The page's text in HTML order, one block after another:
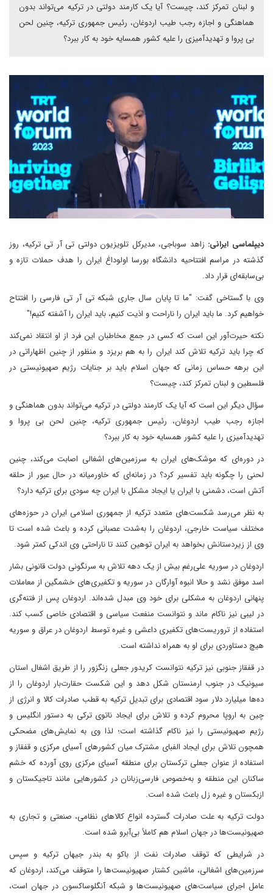
و لبنان تمرکز کند، چیست؟ آیا یک کارمند دولتی در ترکیه می‌تواند بدون
هماهنگی و اجازه رجب طیب اردوغان، رئیس جمهوری ترکیه، چنین لحن
بی پروا و تهدیدآمیزی را علیه کشور همسایه خود به کار ببرد؟
دیپلماسی ایرانی: زاهد سوباجی، مدیرکل تلویزیون دولتی تی آر تی ترکیه، روز
گذشته در مراسم افتتاحیه دانشگاه بورسا اولوداغ ایران را هدف حملات تازه و
بی‌سابقه‌ای قرار داد.
وی با گستاخی گفت: "ما تا پایان سال جاری شبکه تی آر تی فارسی را افتتاح
خواهیم کرد. ما باید ایران را ناراحت و اذیت کنیم، باید ایران را آشفته کنیم!"
نکته حیرت‌آور این است که کسی در جمع مخاطبان این فرد از او انتقاد نمی‌کند
که چرا باید ترکیه تلاش کند ایران را به هم بریزد و منظور از چنین اظهاراتی در
این برهه حساس زمانی که جهان اسلام باید بر جنایات رژیم صهیونیستی در
فلسطین و لبنان تمرکز کند، چیست؟
سؤال دیگر این است که آیا یک کارمند دولتی در ترکیه می‌تواند بدون هماهنگی و
اجازه رجب طیب اردوغان، رئیس جمهوری ترکیه، چنین لحن بی پروا و
تهدیدآمیزی را علیه کشور همسایه خود به کار ببرد؟
در دوره‌ای که موشک‌های ایران به سرزمین‌های اشغالی اصابت می‌کند، چنین
لحنی را چگونه باید تفسیر کرد؟ در زمانه‌ای که خاورمیانه در حال عبور از حلقه
آتش است، دشمنی با ایران یا ایجاد مشکل با ایران چه سودی برای ترکیه دارد؟
به نظر می‌رسد شکست‌های متعدد ترکیه از جمهوری اسلامی ایران در حوزه‌های
مختلف سیاست خارجی، اردوغان را به‌شدت عصبانی کرده و باعث شده است تا
وی از زیردستانش بخواهد به ایران توهین کنند تا ناراحتی وی اندکی کمتر شود.
اردوغان در سوریه علی‌رغم بیش از یک دهه تلاش به سرنگونی دولت قانونی بشار
اسد موفق نشد و حالا انبوه آوارگان در سوریه و تکفیری‌های خشمگین از معاملات
پنهانی اردوغان به مشکلی برای خود وی مبدل شده‌اند. اردوغان پس از فتنه‌گری
در لیبی نیز ناکام ماند و نتوانست منفعت سیاسی و اقتصادی خاصی کسب کند.
استفاده از تروریست‌های تکفیری داعشی و غیره توسط اردوغان در عراق و سوریه
هیچ دستاوردی برای او به همراه نداشته است.
در قفقاز جنوبی نیز ترکیه نتوانست کریدور جعلی زنگزور را از طریق اشغال استان
سیونیک در جنوب ارمنستان شکل دهد و این شکست حقارت‌بار اردوغان را از
ده‌ها میلیارد دلار سود اقتصادی برای تبدیل ترکیه به قطب صادرات کالا و انرژی از
چین به اروپا محروم کرده و تلاش برای ایجاد ناتوی ترکی به دستور انگلیس و
رژیم صهیونیستی را نیز ناکام گذاشته است؛ لذا وی به نمایش‌های مضحکی
همچون تلاش برای ایجاد الفبای مشترک میان کشورهای آسیای مرکزی و قفقاز و
استفاده از عنوان جعلی ترکستان برای منطقه آسیای مرکزی روی آورده که خشم
ساکنان این منطقه و به‌خصوص فارسی‌زبانان در کشورهایی مانند تاجیکستان و
ازبکستان و غیره زل باعث شده است.
دولت ترکیه به علت صادرات گسترده انواع کالاهای نظامی، صنعتی و تجاری به
صهیونیست‌ها در جهان اسلام هم کاملاً بی‌آبرو شده است.
در شرایطی که توقف صادرات نفت از باکو به بندر جیهان ترکیه و سپس
سرزمین‌های اشغالی، ماشین کشتار صهیونیست‌ها را متوقف می‌کند، اردوغان که
عامل اجرای سیاست‌های صهیونیست‌ها و شبکه آنگلوساکسون در جهان است،